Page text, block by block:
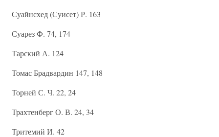
Суайнсхед (Суисет) Р. 163
Суарез Ф. 74, 174
Тарский А. 124
Томас Брадвардин 147, 148
Торней С. Ч. 22, 24
Трахтенберг О. В. 24, 34
Тритемий И. 42